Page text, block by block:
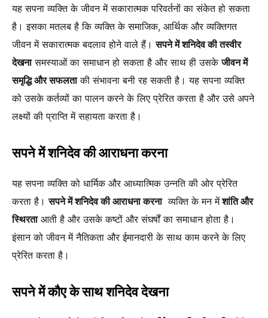
यह सपना व्यक्ति के जीवन में सकारात्मक परिवर्तनों का संकेत हो सकता
है। इसका मतलब है कि व्यक्ति के समाजिक, आर्थिक और व्यक्तिगत
जीवन में सकारात्मक बदलाव होने वाले हैं।सपने में शनिदेव की तस्वीर
देखनासमस्याओं का समाधान हो सकता है और साथ ही उसकेजीवन में
समृद्धि और सफलताकी संभावना बनी रह सकती है। यह सपना व्यक्ति
को उसके कर्तव्यों का पालन करने के लिए प्रेरित करता है और उसे अपने
लक्ष्यों की प्राप्ति में सहायता करता है।
सपने में शनिदेव की आराधना करना
यह सपना व्यक्ति को धार्मिक और आध्यात्मिक उन्नति की ओर प्रेरित
करता है।सपने में शनिदेव की आराधना करनाव्यक्ति के मन मेंशांति और
स्थिरताआती है और उसके कष्टों और संघर्षों का समाधान होता है।
इंसान को जीवन में नैतिकता और ईमानदारी के साथ काम करने के लिए
प्रेरित करता है।
सपने में कौए के साथ शनिदेव देखना